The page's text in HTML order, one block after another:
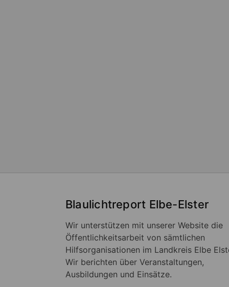
Blaulichtreport Elbe-Elster
Wir unterstützen mit unserer Website die
Öffentlichkeitsarbeit von sämtlichen
Hilfsorganisationen im Landkreis Elbe
Wir berichten über Veranstaltungen,
Ausbildungen und Einsätze.